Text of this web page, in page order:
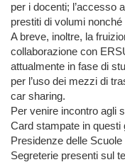
per i docenti; l’accesso
prestiti di volumi
A breve, inoltre, la
collaborazione con
attualmente in fase di
per l’uso dei mezzi di
car sharing.
Per venire incontro agli
Card stampate in questi
Presidenze delle
Segreterie presenti sul